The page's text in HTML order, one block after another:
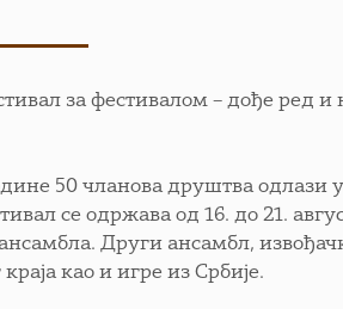
за фестивалом – дође ред
50 чланова друштва
се одржава од 16. до 21.
Други ансамбл,
као и игре из Србије.